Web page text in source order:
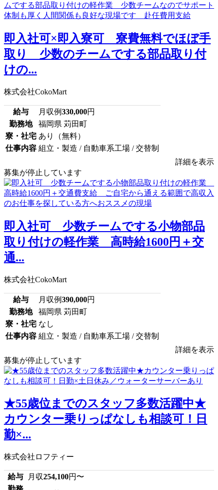
即入社可×即入寮可 寮費無料でほぼ手
取り 少数のチームでする部品取り付
けの...
株式会社CokoMart
給与 月収例330,000円
勤務地
福岡県 苅田町
寮・社宅 あり（無料）
仕事内容 組立・製造 / 自動車系工場 / 交替制
詳細を表示
募集が停止しています
即入社可 少数チームでする小物部品
取り付けの軽作業 高時給1600円＋交
通...
株式会社CokoMart
給与 月収例390,000円
勤務地
福岡県 苅田町
寮・社宅 なし
仕事内容 組立・製造 / 自動車系工場 / 交替制
詳細を表示
募集が停止しています
★55歳位までのスタッフ多数活躍中★
カウンター乗りっぱなしも相談可！日
勤×...
株式会社ロフティー
給与 月収254,100円〜